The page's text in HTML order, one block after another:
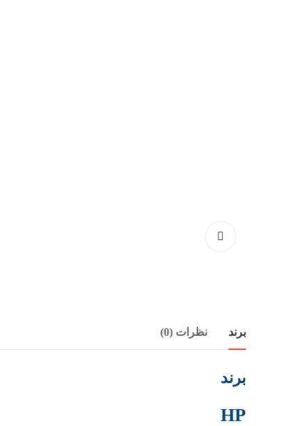
برند نظرات (0)
برند
HP